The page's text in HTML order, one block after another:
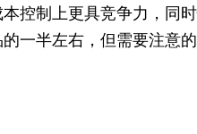
控制上更具竞争力，同
一半左右，但需要注意